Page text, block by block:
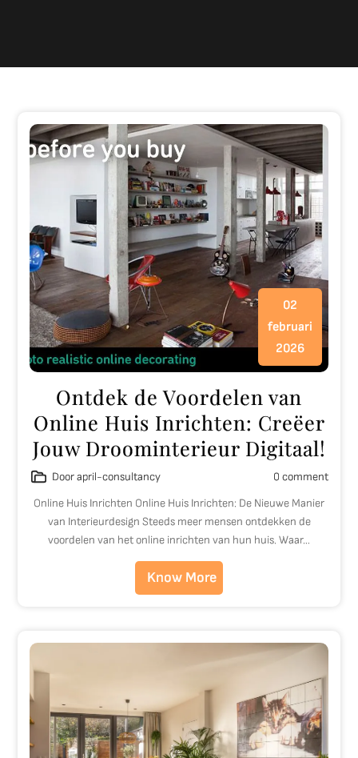
02
februari
2026
Ontdek de Voordelen van
Online Huis Inrichten: Creëer
Jouw Droominterieur Digitaal!
Door april-consultancy
0 comment
Online Huis Inrichten Online Huis Inrichten: De Nieuwe Manier
van Interieurdesign Steeds meer mensen ontdekken de
voordelen van het online inrichten van hun huis. Waar…
Know More